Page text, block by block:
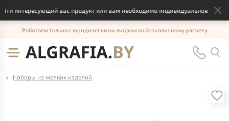
интересующий вас продукт или вам необходимо индивидуальное
Работаем только с юридическими лицами по безналичному расчету
Наборы из мелких изделий